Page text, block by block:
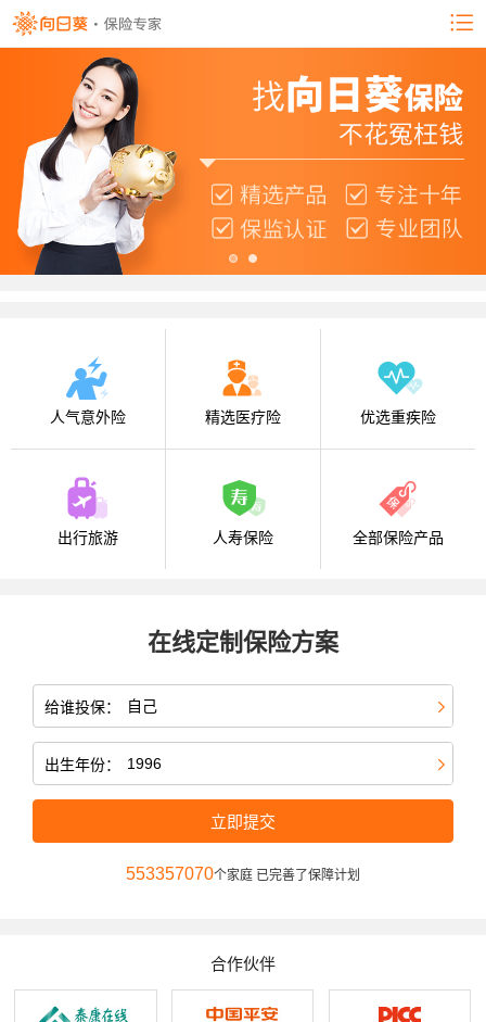
人气意外险 精选医疗险 优选重疾险
出行旅游 人寿保险 全部保险产品
在线定制保险方案
给谁投保：
出生年份：
立即提交
553357070个家庭 已完善了保障计划
合作伙伴